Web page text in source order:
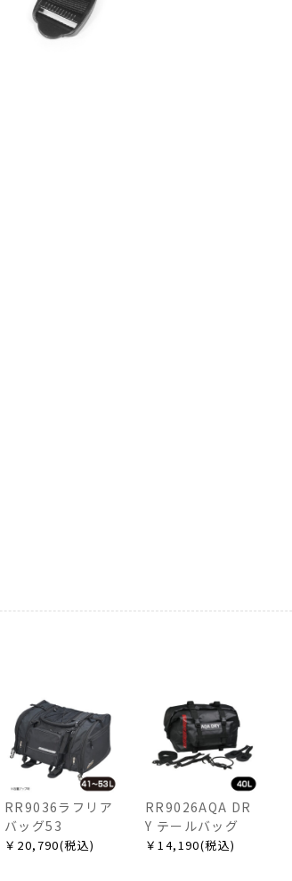
RR9036ラフリア
バッグ53
￥20,790(税込)
RR9026AQA DR
Y テールバッグ
￥14,190(税込)